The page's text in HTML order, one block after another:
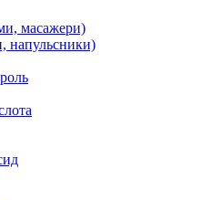
масажери)
напульсники)